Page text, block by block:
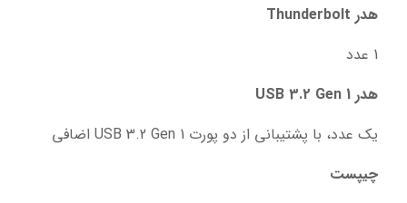
هدر Thunderbolt
1 عدد
هدر USB 3.2 Gen 1
یک عدد، با پشتیبانی از دو پورت USB 3.2 Gen 1 اضافی
چیپست